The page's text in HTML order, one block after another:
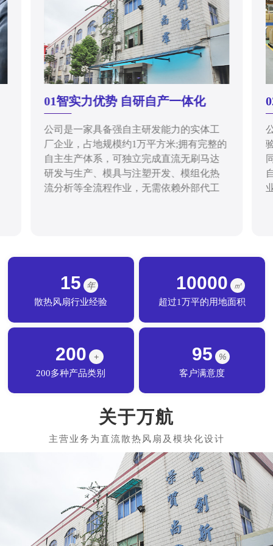
01智实力优势 自研自产一体化
公司是一家具备强自主研发能力的实体工
厂企业，占地规模约1万平方米;拥有完整的
自主生产体系，可独立完成直流无刷马达
研发与生产、模具与注塑开发、模组化热
流分析等全流程作业，无需依赖外部代工
15
年
散热风扇行业经验
10000
㎡
超过1万平的用地面积
200
+
200多种产品类别
95
%
客户满意度
关于万航